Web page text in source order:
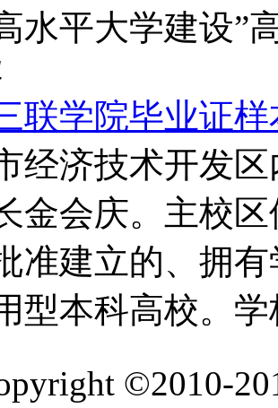
水平大学建设”
联学院毕业证样
经济技术开发
金会庆。主校
准建立的、拥
型本科高校。
©2010-